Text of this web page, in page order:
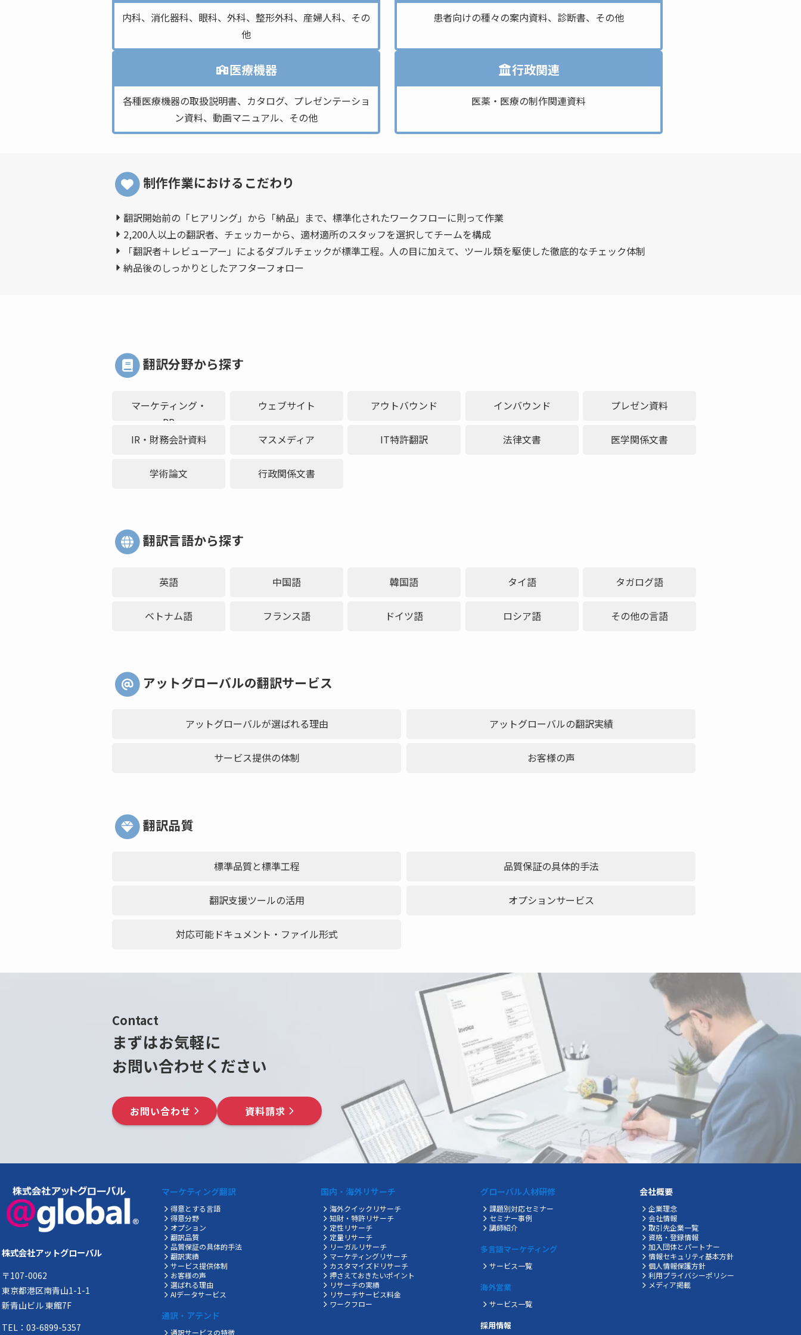
内科、消化器科、眼科、外科、整形外科、産婦人科、その
他
患者向けの種々の案内資料、診断書、その他
医療機器
各種医療機器の取扱説明書、カタログ、プレゼンテーショ
ン資料、動画マニュアル、その他
行政関連
医薬・医療の制作関連資料
制作作業におけるこだわり
翻訳開始前の「ヒアリング」から「納品」まで、標準化されたワークフローに則って作業
2,200人以上の翻訳者、チェッカーから、適材適所のスタッフを選択してチームを構成
「翻訳者＋レビューアー」によるダブルチェックが標準工程。人の目に加えて、ツール類を駆使した徹底的なチェック体制
納品後のしっかりとしたアフターフォロー
翻訳分野から探す
マーケティング・
PR
ウェブサイト アウトバウンド インバウンド プレゼン資料
IR・財務会計資料 マスメディア IT特許翻訳 法律文書 医学関係文書
学術論文 行政関係文書
翻訳言語から探す
英語 中国語 韓国語 タイ語 タガログ語
ベトナム語 フランス語 ドイツ語 ロシア語 その他の言語
アットグローバルの翻訳サービス
アットグローバルが選ばれる理由 アットグローバルの翻訳実績
サービス提供の体制 お客様の声
翻訳品質
標準品質と標準工程 品質保証の具体的手法
翻訳支援ツールの活用 オプションサービス
対応可能ドキュメント・ファイル形式
Contact
まずはお気軽に
お問い合わせください
お問い合わせ 資料請求
株式会社アットグローバル
〒107-0062
東京都港区南青山1-1-1
新青山ビル 東館7F
TEL：03-6899-5357
マーケティング翻訳
得意とする言語
得意分野
オプション
翻訳品質
品質保証の具体的手法
翻訳実績
サービス提供体制
お客様の声
選ばれる理由
AIデータサービス
通訳・アテンド
通訳サービスの特徴
国内・海外リサーチ
海外クイックリサーチ
知財・特許リサーチ
定性リサーチ
定量リサーチ
リーガルリサーチ
マーケティングリサーチ
カスタマイズドリサーチ
押さえておきたいポイント
リサーチの実績
リサーチサービス料金
ワークフロー
グローバル人材研修
課題別対応セミナー
セミナー事例
講師紹介
多言語マーケティング
サービス一覧
海外営業
サービス一覧
採用情報
会社概要
企業理念
会社情報
取引先企業一覧
資格・登録情報
加入団体とパートナー
情報セキュリティ基本方針
個人情報保護方針
利用プライバシーポリシー
メディア掲載